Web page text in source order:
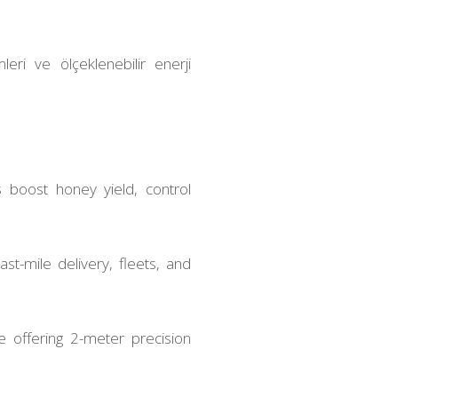
ve ölçeklenebilir enerji
boost honey yield, control
mile delivery, fleets, and
offering 2-meter precision